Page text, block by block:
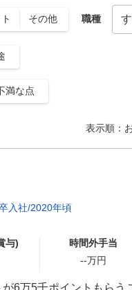
その他
満な点
職種
表示順：
入社 2020年頃
与)
時間外手当
--万円